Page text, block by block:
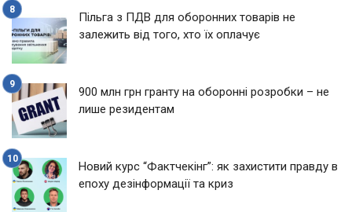
Пільга з ПДВ для оборонних товарів не
залежить від того, хто їх оплачує
900 млн грн гранту на оборонні розробки – не
лише резидентам
Новий курс “Фактчекінг”: як захистити правду в
епоху дезінформації та криз